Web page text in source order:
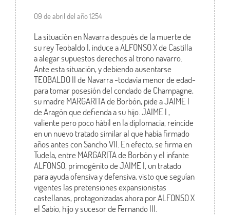
09 de abril del año 1254
La situación en Navarra después de la muerte de
su rey Teobaldo I, induce a ALFONSO X de Castilla
a alegar supuestos derechos al trono navarro.
Ante esta situación, y debiendo ausentarse
TEOBALDO II de Navarra -todavía menor de edad-
para tomar posesión del condado de Champagne,
su madre MARGARITA de Borbón, pide a JAIME I
de Aragón que defienda a su hijo. JAIME I ,
valiente pero poco hábil en la diplomacia, reincide
en un nuevo tratado similar al que había firmado
años antes con Sancho VII. En efecto, se firma en
Tudela, entre MARGARITA de Borbón y el infante
ALFONSO, primogénito de JAIME I, un tratado
para ayuda ofensiva y defensiva, visto que seguían
vigentes las pretensiones expansionistas
castellanas, protagonizadas ahora por ALFONSO X
el Sabio, hijo y sucesor de Fernando III.